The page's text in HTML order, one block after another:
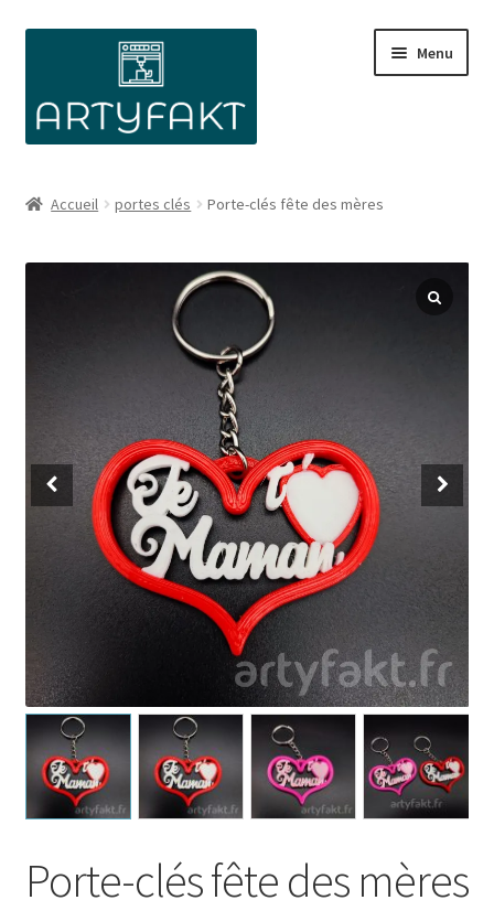
navigation
Menu
Accueil portes clés Porte-clés fête des mères
Porte-clés fête des mères